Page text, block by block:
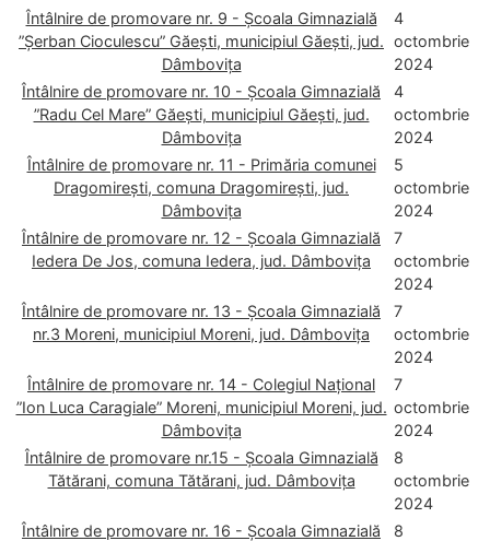
Întâlnire de promovare nr. 9 - Școala Gimnazială
”Șerban Cioculescu” Găești, municipiul Găești, jud.
Dâmbovița
4
octombrie
2024
Întâlnire de promovare nr. 10 - Școala Gimnazială
”Radu Cel Mare” Găești, municipiul Găești, jud.
Dâmbovița
4
octombrie
2024
Întâlnire de promovare nr. 11 - Primăria comunei
Dragomirești, comuna Dragomirești, jud.
Dâmbovița
5
octombrie
2024
Întâlnire de promovare nr. 12 - Școala Gimnazială
Iedera De Jos, comuna Iedera, jud. Dâmbovița
7
octombrie
2024
Întâlnire de promovare nr. 13 - Școala Gimnazială
nr.3 Moreni, municipiul Moreni, jud. Dâmbovița
7
octombrie
2024
Întâlnire de promovare nr. 14 - Colegiul Național
”Ion Luca Caragiale” Moreni, municipiul Moreni, jud.
Dâmbovița
7
octombrie
2024
Întâlnire de promovare nr.15 - Școala Gimnazială
Tătărani, comuna Tătărani, jud. Dâmbovița
8
octombrie
2024
Întâlnire de promovare nr. 16 - Școala Gimnazială
8